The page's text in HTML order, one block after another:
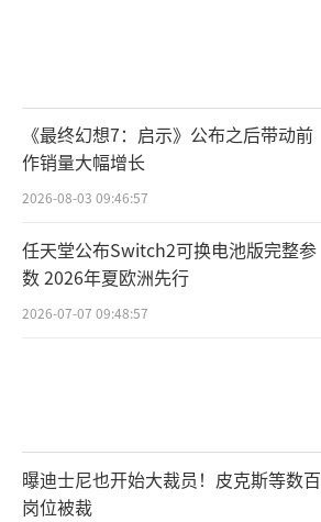
《最终幻想7：启示》公布之后带动前
作销量大幅增长
2026-08-03 09:46:57
任天堂公布Switch2可换电池版完整参
数 2026年夏欧洲先行
2026-07-07 09:48:57
曝迪士尼也开始大裁员！皮克斯等数百
岗位被裁